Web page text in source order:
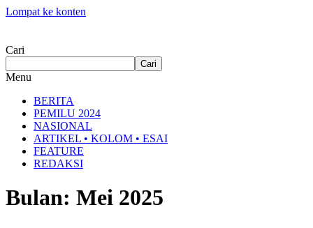
Lompat ke konten
Cari
Cari
Menu
BERITA
PEMILU 2024
NASIONAL
ARTIKEL • KOLOM • ESAI
FEATURE
REDAKSI
Bulan: Mei 2025